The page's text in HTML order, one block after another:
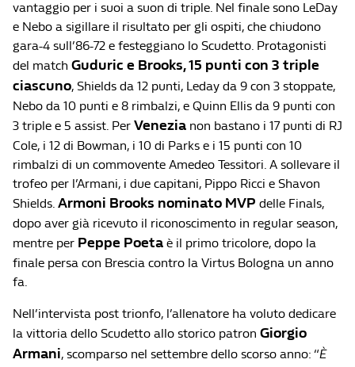
vantaggio per i suoi a suon di triple. Nel finale sono LeDay
e Nebo a sigillare il risultato per gli ospiti, che chiudono
gara-4 sull’86-72 e festeggiano lo Scudetto. Protagonisti
del match Guduric e Brooks, 15 punti con 3 triple
ciascuno, Shields da 12 punti, Leday da 9 con 3 stoppate,
Nebo da 10 punti e 8 rimbalzi, e Quinn Ellis da 9 punti con
3 triple e 5 assist. Per Venezia non bastano i 17 punti di RJ
Cole, i 12 di Bowman, i 10 di Parks e i 15 punti con 10
rimbalzi di un commovente Amedeo Tessitori. A sollevare il
trofeo per l’Armani, i due capitani, Pippo Ricci e Shavon
Shields. Armoni Brooks nominato MVP delle Finals,
dopo aver già ricevuto il riconoscimento in regular season,
mentre per Peppe Poeta è il primo tricolore, dopo la
finale persa con Brescia contro la Virtus Bologna un anno
fa.
Nell’intervista post trionfo, l’allenatore ha voluto dedicare
la vittoria dello Scudetto allo storico patron Giorgio
Armani, scomparso nel settembre dello scorso anno: “È